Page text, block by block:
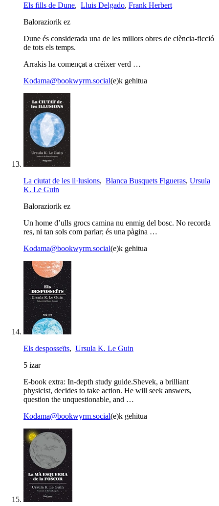
Els fills de Dune, Lluis Delgado, Frank Herbert
Baloraziorik ez
Dune és considerada una de les millors obres de ciència-ficció
de tots els temps.
Arrakis ha començat a créixer verd …
Kodama@bookwyrm.social(e)k gehitua
La ciutat de les il·lusions, Blanca Busquets Figueras, Ursula
K. Le Guin
Baloraziorik ez
Un home d’ulls grocs camina nu enmig del bosc. No recorda
res, ni tan sols com parlar; és una pàgina …
Kodama@bookwyrm.social(e)k gehitua
Els desposseïts, Ursula K. Le Guin
5 izar
E-book extra: In-depth study guide.Shevek, a brilliant
physicist, decides to take action. He will seek answers,
question the unquestionable, and …
Kodama@bookwyrm.social(e)k gehitua